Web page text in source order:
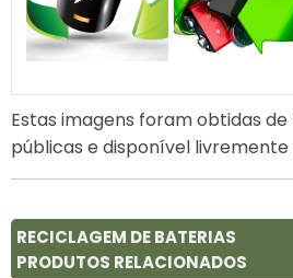
Estas imagens foram obtidas
públicas e disponível
RECICLAGEM DE BATERIAS
PRODUTOS RELACIONADOS